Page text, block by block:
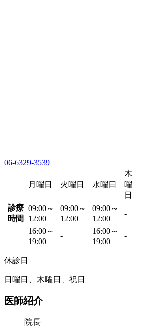
06-6329-3539
月曜日 火曜日 水曜日
木
曜
日
診療
時間
09:00～
12:00
09:00～
12:00
09:00～
12:00
-
16:00～
19:00
-
16:00～
19:00
-
休診日
日曜日、木曜日、祝日
医師紹介
院長